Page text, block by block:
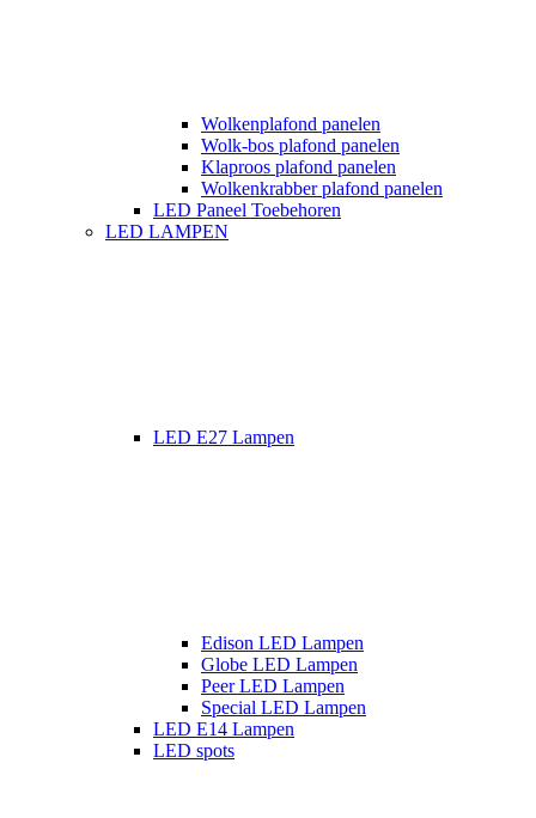
Wolkenplafond panelen
Wolk-bos plafond panelen
Klaproos plafond panelen
Wolkenkrabber plafond panelen
LED Paneel Toebehoren
LED LAMPEN
LED E27 Lampen
Edison LED Lampen
Globe LED Lampen
Peer LED Lampen
Special LED Lampen
LED E14 Lampen
LED spots